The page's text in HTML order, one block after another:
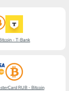
- T-Bank
RUB - Bitcoin